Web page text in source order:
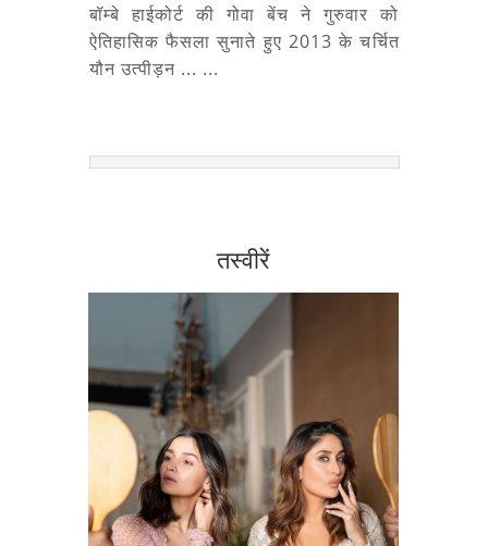
बॉम्बे हाईकोर्ट की गोवा बेंच ने गुरुवार को
ऐतिहासिक फैसला सुनाते हुए 2013 के चर्चित
यौन उत्पीड़न ... ...
तस्वीरें